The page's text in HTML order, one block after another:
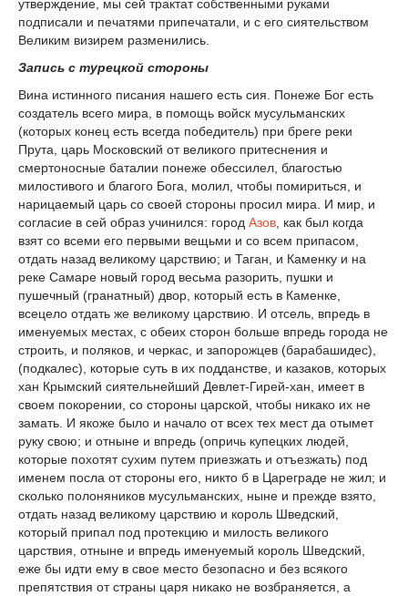
утверждение, мы сей трактат собственными руками
подписали и печатями припечатали, и с его сиятельством
Великим визирем разменились.
Запись с турецкой стороны
Вина истинного писания нашего есть сия. Понеже Бог есть
создатель всего мира, в помощь войск мусульманских
(которых конец есть всегда победитель) при бреге реки
Прута, царь Московский от великого притеснения и
смертоносные баталии понеже обессилел, благостью
милостивого и благого Бога, молил, чтобы помириться, и
нарицаемый царь со своей стороны просил мира. И мир, и
согласие в сей образ учинился: город Азов , как был когда
взят со всеми его первыми вещьми и со всем припасом,
отдать назад великому царствию; и Таган, и Каменку и на
реке Самаре новый город весьма разорить, пушки и
пушечный (гранатный) двор, который есть в Каменке,
всецело отдать же великому царствию. И отсель, впредь в
именуемых местах, с обеих сторон больше впредь города не
строить, и поляков, и черкас, и запорожцев (барабашидес),
(подкалес), которые суть в их подданстве, и казаков, которых
хан Крымский сиятельнейший Девлет-Гирей-хан, имеет в
своем покорении, со стороны царской, чтобы никако их не
замать. И якоже было и начало от всех тех мест да отымет
руку свою; и отныне и впредь (опричь купецких людей,
которые похотят сухим путем приезжать и отъезжать) под
именем посла от стороны его, никто б в Цареграде не жил; и
сколько полоняников мусульманских, ныне и прежде взято,
отдать назад великому царствию и король Шведский,
который припал под протекцию и милость великого
царствия, отныне и впредь именуемый король Шведский,
еже бы идти ему в свое место безопасно и без всякого
препятствия от страны царя никако не возбраняется, а